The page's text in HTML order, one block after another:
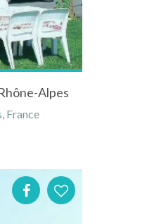
Alpes
France